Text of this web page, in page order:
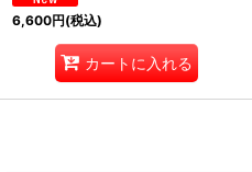
6,600円(税込)
カートに入れる